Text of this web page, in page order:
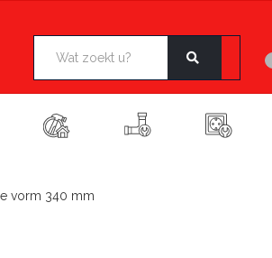
vorm 340 mm